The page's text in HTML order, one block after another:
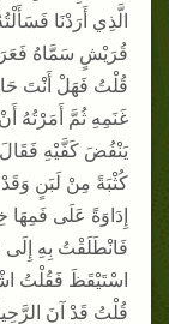
الَّذِي أَرَدْنَا
قُرَيْشٍ سَمَّاهُ
قُلْتُ فَهَلْ أَنْتَ
غَنَمِهِ ثُمَّ أَمَرْتُهُ
يَنْفُضَ كَفَّيْهِ
كُثْبَةً مِنْ لَبَنٍ
إِدَاوَةً عَلَى
فَانْطَلَقْتُ بِهِ إِلَى
اسْتَيْقَظَ فَقُلْتُ
قُلْتُ قَدْ آنَ